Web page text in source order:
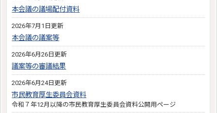
本会議の議場配付資料
2026年7月1日更新
本会議の議案等
2026年6月26日更新
議案等の審議結果
2026年6月24日更新
市民教育厚生委員会資料
令和７年12月以降の市民教育厚生委員会資料公開用ページ